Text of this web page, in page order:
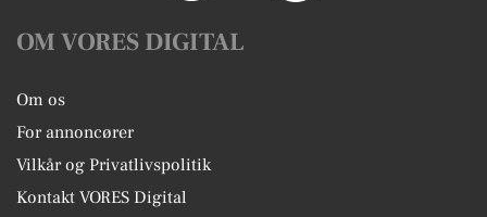
OM VORES DIGITAL
Om os
For annoncører
Vilkår og Privatlivspolitik
Kontakt VORES Digital